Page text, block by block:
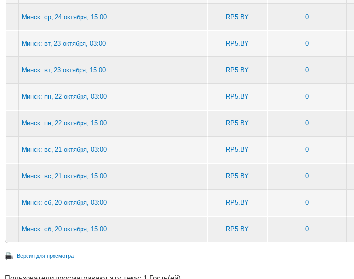
Минск: ср, 24 октября, 15:00 RP5.BY 0
Минск: вт, 23 октября, 03:00 RP5.BY 0
Минск: вт, 23 октября, 15:00 RP5.BY 0
Минск: пн, 22 октября, 03:00 RP5.BY 0
Минск: пн, 22 октября, 15:00 RP5.BY 0
Минск: вс, 21 октября, 03:00 RP5.BY 0
Минск: вс, 21 октября, 15:00 RP5.BY 0
Минск: сб, 20 октября, 03:00 RP5.BY 0
Минск: сб, 20 октября, 15:00 RP5.BY 0
Версия для просмотра